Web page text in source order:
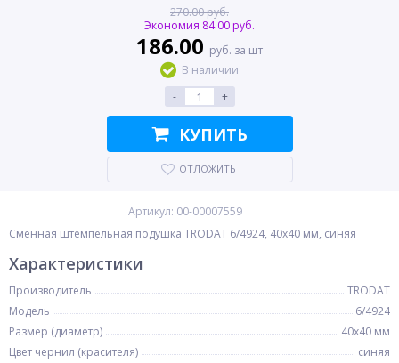
270.00 руб.
Экономия 84.00 руб.
186.00 руб. за шт
В наличии
-
+
КУПИТЬ
ОТЛОЖИТЬ
Артикул: 00-00007559
Сменная штемпельная подушка TRODAT 6/4924, 40x40 мм, синяя
Характеристики
Производитель
TRODAT
Модель
6/4924
Размер (диаметр)
40x40 мм
Цвет чернил (красителя)
синяя